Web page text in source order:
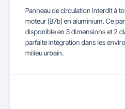
Panneau de circulation interdit à
moteur (B7b) en aluminium. Ce
disponible en 3 dimensions et 2
parfaite intégration dans les
milieu urbain.